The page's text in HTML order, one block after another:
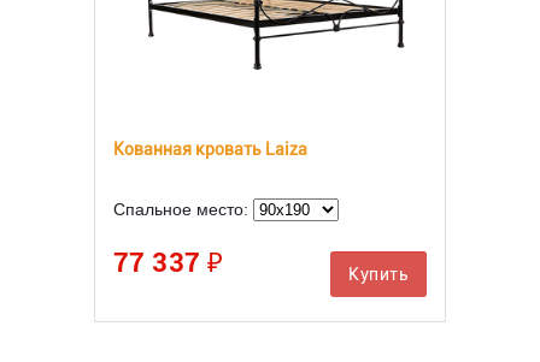
Кованная кровать Laiza
Спальное место:
77 337 ₽ Купить